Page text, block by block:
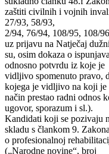
zaštiti civilnih i vojnih
27/93, 58/93,
2/94, 76/94, 108/95, 108/
uz prijavu na Natječaj dužni
su, osim dokaza o
odnosno potvrdu iz koje je
vidljivo spomenuto pravo,
kojega je vidljivo na koji je
način prestao radni odnos
ugovor, sporazum i sl.).
Kandidati koji se pozivaju
skladu s člankom 9. Zakona
o profesionalnoj
(„Narodne novine“, broj